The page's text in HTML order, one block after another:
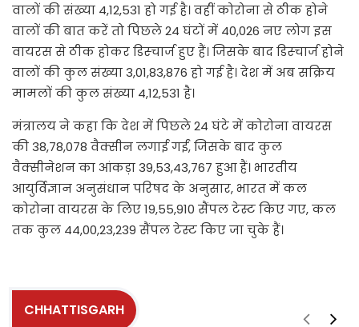
वालों की संख्या 4,12,531 हो गई है। वहीं कोरोना से ठीक होने
वालों की बात करें तो पिछले 24 घंटों में 40,026 नए लोग इस
वायरस से ठीक होकर डिस्चार्ज हुए हैं। जिसके बाद डिस्चार्ज होने
वालों की कुल संख्या 3,01,83,876 हो गई है। देश में अब सक्रिय
मामलों की कुल संख्या 4,12,531 है।
मंत्रालय ने कहा कि देश में पिछले 24 घंटे में कोरोना वायरस
की 38,78,078 वैक्सीन लगाई गईं, जिसके बाद कुल
वैक्सीनेशन का आंकड़ा 39,53,43,767 हुआ हैं। भारतीय
आयुर्विज्ञान अनुसंधान परिषद के अनुसार, भारत में कल
कोरोना वायरस के लिए 19,55,910 सैंपल टेस्ट किए गए, कल
तक कुल 44,00,23,239 सैंपल टेस्ट किए जा चुके हैं।
CHHATTISGARH